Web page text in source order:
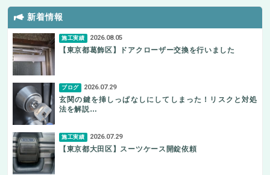
新着情報
施工実績 2026.08.05
【東京都葛飾区】ドアクローザー交換を行いました
ブログ 2026.07.29
玄関の鍵を挿しっぱなしにしてしまった！リスクと対処
法を解説…
施工実績 2026.07.29
【東京都大田区】スーツケース開錠依頼